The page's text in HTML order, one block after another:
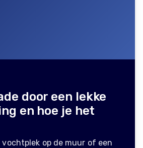
door een lekke
en hoe je het
op de muur of een